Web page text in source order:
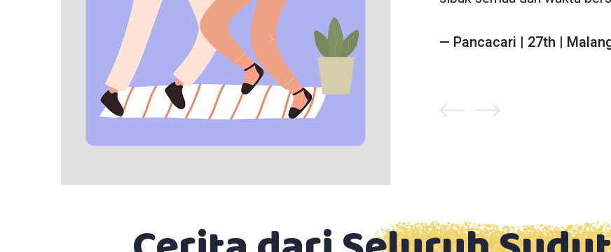
| 20th | Pasuruan — Pancacari | 27th |